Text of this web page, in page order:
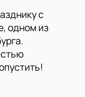
с
одном из